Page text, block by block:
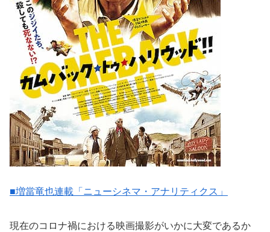
■増當竜也連載「ニューシネマ・アナリティクス」
現在のコロナ禍における映画撮影がいかに大変であるか